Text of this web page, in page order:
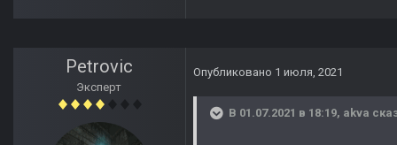
Petrovic
Эксперт
Опубликовано 1 июля, 2021
В 01.07.2021 в 18:19, akva